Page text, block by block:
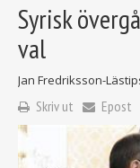
Syrisk
val
Jan Fredriksson-
Skriv ut Epost